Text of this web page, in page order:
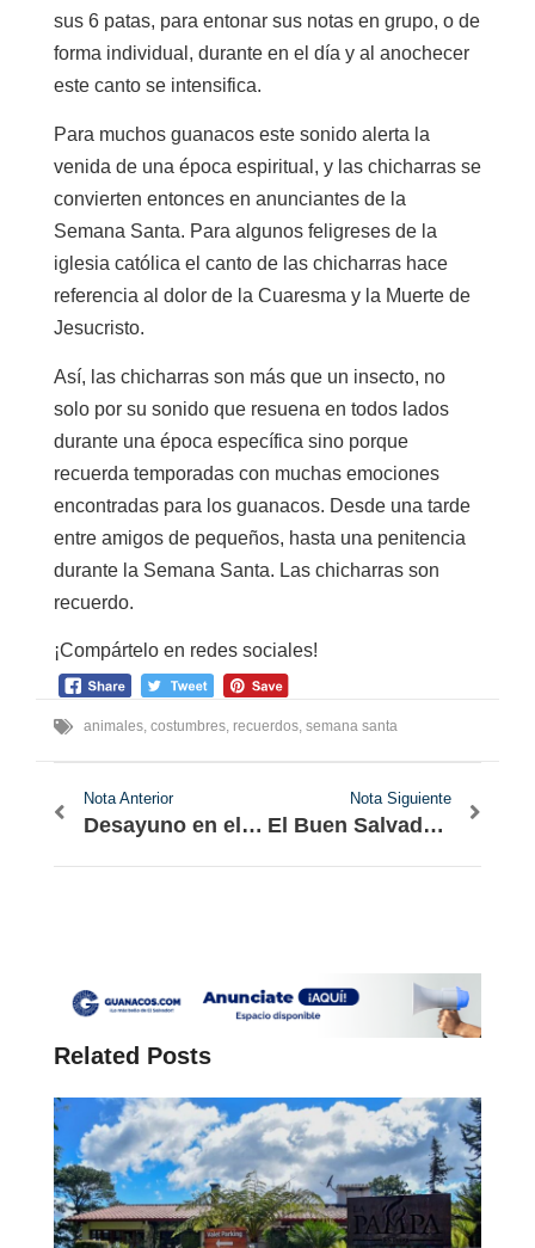
sus 6 patas, para entonar sus notas en grupo, o de
forma individual, durante en el día y al anochecer
este canto se intensifica.
Para muchos guanacos este sonido alerta la
venida de una época espiritual, y las chicharras se
convierten entonces en anunciantes de la
Semana Santa. Para algunos feligreses de la
iglesia católica el canto de las chicharras hace
referencia al dolor de la Cuaresma y la Muerte de
Jesucristo.
Así, las chicharras son más que un insecto, no
solo por su sonido que resuena en todos lados
durante una época específica sino porque
recuerda temporadas con muchas emociones
encontradas para los guanacos. Desde una tarde
entre amigos de pequeños, hasta una penitencia
durante la Semana Santa. Las chicharras son
recuerdo.
¡Compártelo en redes sociales!
animales, costumbres, recuerdos, semana santa
Nota Anterior
Desayuno en el Mercado de Santa Tecla
Nota Siguiente
El Buen Salvadoreño Toma Muy en Serio el COVID-19
Related Posts